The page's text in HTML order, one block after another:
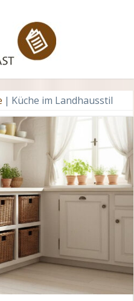
| Küche im Landhausstil